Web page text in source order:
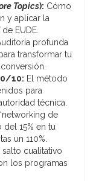
Topics): Cómo
y aplicar la
de EUDE.
profunda
transformar tu
10: El método
para
técnica.
de
15% en tu
un 110%.
salto cualitativo
los programas